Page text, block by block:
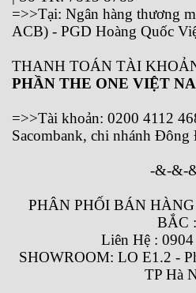
=>>Tại: Ngân hàng thương
ACB) - PGD Hoàng Quốc
THANH TOÁN TÀI
PHẦN THE ONE VIỆT
=>>Tài khoản: 0200 4112
Sacombank, chi nhánh
-&-&-
PHÂN PHỐI BÁN
BẮC :
Liên Hệ :
SHOWROOM: LO E1.2 -
TP Hà